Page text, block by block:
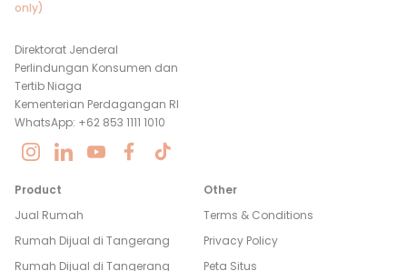
only)
Direktorat Jenderal
Perlindungan Konsumen dan
Tertib Niaga
Kementerian Perdagangan RI
WhatsApp: +62 853 1111 1010
Product
Jual Rumah
Rumah Dijual di Tangerang
Rumah Dijual di Tangerang
Other
Terms & Conditions
Privacy Policy
Peta Situs